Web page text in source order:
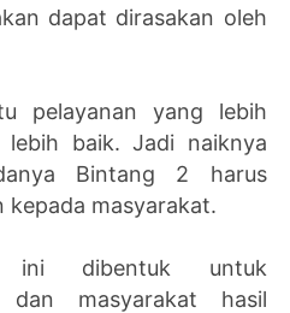
dapat dirasakan oleh
pelayanan yang lebih
lebih baik. Jadi naiknya
Bintang 2 harus
kepada masyarakat.
ini dibentuk untuk
dan masyarakat hasil